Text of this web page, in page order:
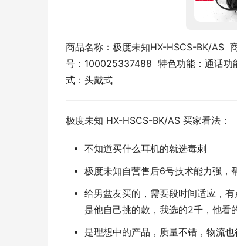
商品名称：极度未知HX-HSCS-BK/AS
号：100025337488  特色功能：通话功
式：头戴式
极度未知 HX-HSCS-BK/AS 买家看法：
不知道买什么耳机的就选毒刺
极度未知自营售后6号技术能力强，
给男盆友买的，需要段时间适应，
是他自己挑的款，我选的2千，他看
是理想中的产品，质量不错，物流